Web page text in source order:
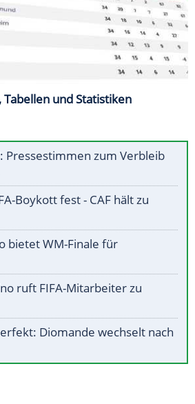
und Statistiken
Pressestimmen zum Verbleib
Boykott fest - CAF hält zu
bietet WM-Finale für
ruft FIFA-Mitarbeiter zu
Diomande wechselt nach